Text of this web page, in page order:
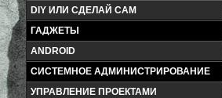
DIY ИЛИ СДЕЛАЙ САМ
ГАДЖЕТЫ
ANDROID
СИСТЕМНОЕ АДМИНИСТРИРОВАНИЕ
УПРАВЛЕНИЕ ПРОЕКТАМИ